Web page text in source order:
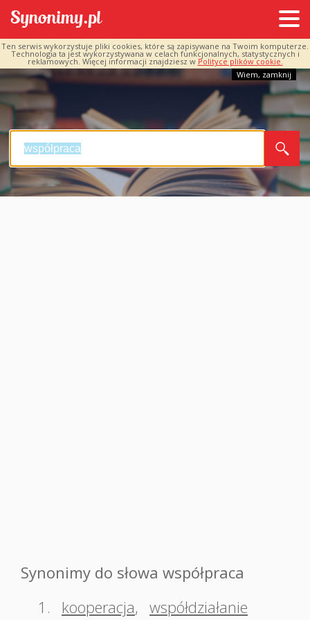
Ten serwis wykorzystuje pliki cookies, które są zapisywane na Twoim komputerze.
Technologia ta jest wykorzystywana w celach funkcjonalnych, statystycznych i
reklamowych. Więcej informacji znajdziesz w Polityce plików cookie.
Wiem, zamknij
Synonimy do słowa współpraca
1.
kooperacja, współdziałanie